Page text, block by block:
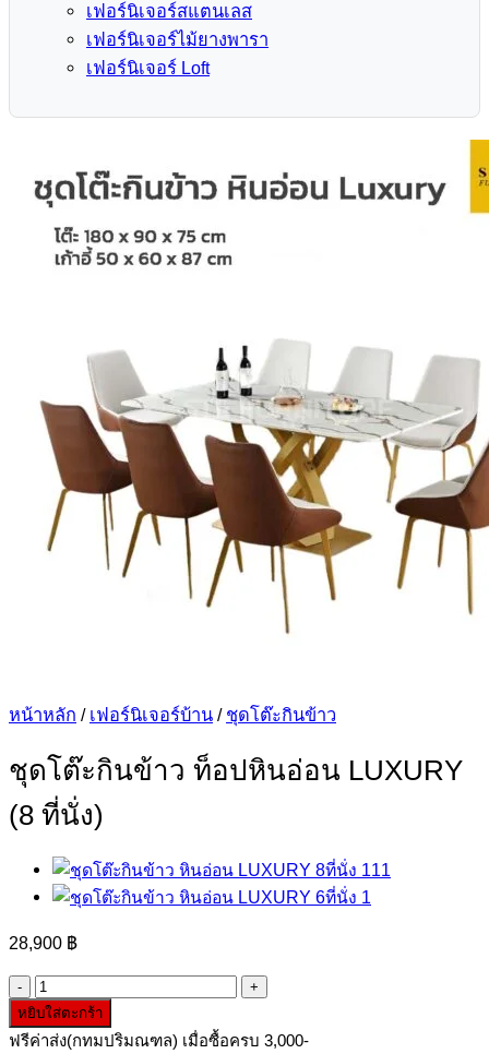
เฟอร์นิเจอร์สแตนเลส
เฟอร์นิเจอร์ไม้ยางพารา
เฟอร์นิเจอร์ Loft
หน้าหลัก / เฟอร์นิเจอร์บ้าน / ชุดโต๊ะกินข้าว
ชุดโต๊ะกินข้าว ท็อปหินอ่อน LUXURY
(8 ที่นั่ง)
28,900 ฿
จำนวน
ชุด
โต๊ะ
หยิบใส่ตะกร้า
ฟรีค่าส่ง(กทมปริมณฑล) เมื่อซื้อครบ 3,000-